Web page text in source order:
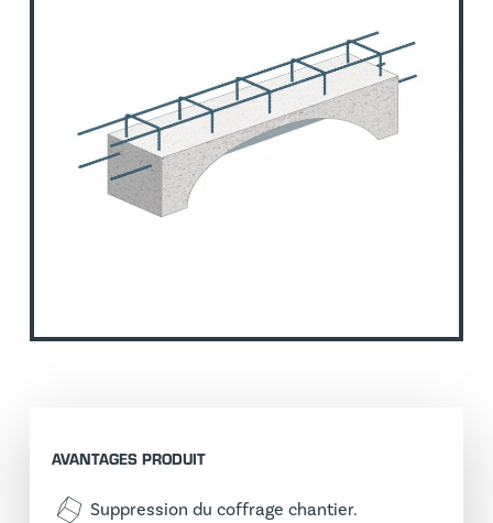
AVANTAGES PRODUIT
Suppression du coffrage chantier.